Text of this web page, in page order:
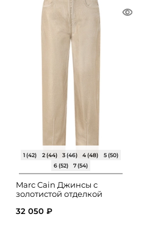
1 (42) 2 (44) 3 (46) 4 (48)
5 (50)
6 (52)
7 (54)
Marc Cain Джинсы с
золотистой отделкой
32 050 ₽